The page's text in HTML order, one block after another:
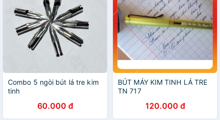
Combo 5 ngòi bút lá tre kim
tinh
60.000 đ
BÚT MÁY KIM TINH LÁ TRE
TN 717
120.000 đ